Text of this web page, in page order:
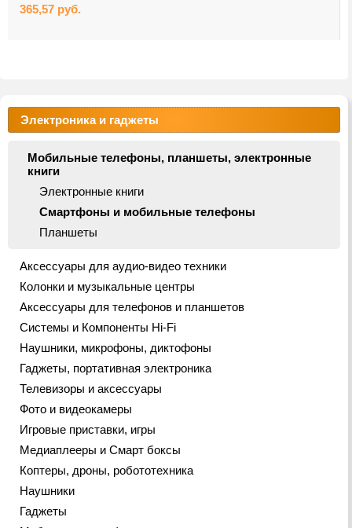
365,57 руб.
Электроника и гаджеты
Мобильные телефоны, планшеты, электронные
книги
Электронные книги
Смартфоны и мобильные телефоны
Планшеты
Аксессуары для аудио-видео техники
Колонки и музыкальные центры
Аксессуары для телефонов и планшетов
Системы и Компоненты Hi-Fi
Наушники, микрофоны, диктофоны
Гаджеты, портативная электроника
Телевизоры и аксессуары
Фото и видеокамеры
Игровые приставки, игры
Медиаплееры и Смарт боксы
Коптеры, дроны, робототехника
Наушники
Гаджеты